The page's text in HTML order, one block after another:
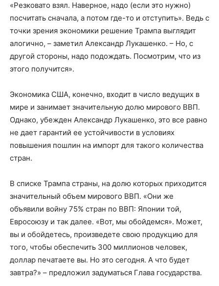
«Резковато взял. Наверное, надо (если это нужно)
посчитать сначала, а потом где-то и отступить». Ведь с
точки зрения экономики решение Трампа выглядит
алогично, – заметил Александр Лукашенко. – Но, с
другой стороны, надо подождать. Посмотрим, что из
этого получится».
Экономика США, конечно, входит в число ведущих в
мире и занимает значительную долю мирового ВВП.
Однако, убежден Александр Лукашенко, это все равно
не дает гарантий ее устойчивости в условиях
повышения пошлин на импорт для такого количества
стран.
В списке Трампа страны, на долю которых приходится
значительный объем мирового ВВП. «Они же
объявили войну 75% стран по ВВП: Японии той,
Евросоюзу и так далее. «Вот, мы обойдемся». Может,
вы и обойдетесь, произведете свою продукцию для
того, чтобы обеспечить 300 миллионов человек,
доллар печатаете вы. Но это сегодня. А что будет
завтра?» – предложил задуматься Глава государства.